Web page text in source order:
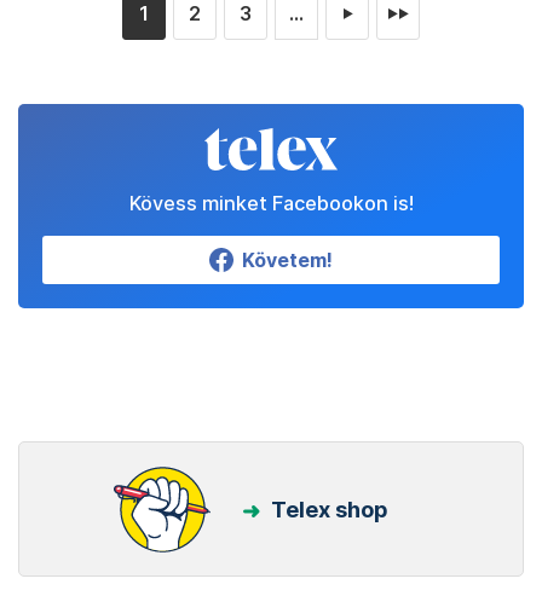
1 2 3 ... ► ►►
Kövess minket Facebookon is!
Követem!
Telex shop